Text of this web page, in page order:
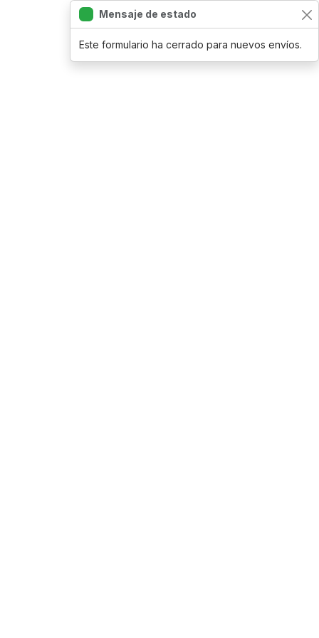
Mensaje de estado
Este formulario ha cerrado para nuevos envíos.